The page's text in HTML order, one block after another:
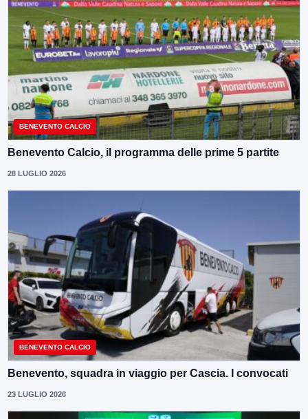
BENEVENTO CALCIO
Benevento Calcio, il programma delle prime 5 partite
28 LUGLIO 2026
BENEVENTO CALCIO
Benevento, squadra in viaggio per Cascia. I convocati
23 LUGLIO 2026